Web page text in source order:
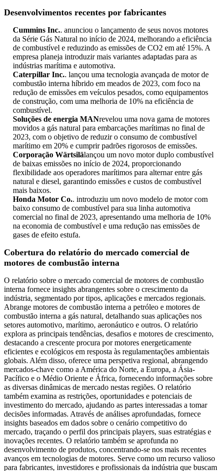
Desenvolvimentos recentes por fabricantes
Cummins Inc.. anunciou o lançamento de seus novos motores
da Série Gás Natural no início de 2024, melhorando a eficiência
de combustível e reduzindo as emissões de CO2 em até 15%. A
empresa planeja introduzir mais variantes adaptadas para as
indústrias marítima e automotiva.
Caterpillar Inc.. lançou uma tecnologia avançada de motor de
combustão interna híbrido em meados de 2023, com foco na
redução de emissões em veículos pesados, como equipamentos
de construção, com uma melhoria de 10% na eficiência de
combustível.
Soluções de energia MANrevelou uma nova gama de motores
movidos a gás natural para embarcações marítimas no final de
2023, com o objetivo de reduzir o consumo de combustível
marítimo em 20% e cumprir padrões rigorosos de emissões.
Corporação Wärtsilälançou um novo motor duplo combustível
de baixas emissões no início de 2024, proporcionando
flexibilidade aos operadores marítimos para alternar entre gás
natural e diesel, garantindo emissões e custos de combustível
mais baixos.
Honda Motor Co.. introduziu um novo modelo de motor com
baixo consumo de combustível para sua linha automotiva
comercial no final de 2023, apresentando uma melhoria de 10%
na economia de combustível e uma redução nas emissões de
gases de efeito estufa.
Cobertura do relatório do mercado comercial de
motores de combustão interna
O relatório sobre o mercado comercial de motores de combustão
interna fornece insights abrangentes sobre o crescimento da
indústria, segmentado por tipos, aplicações e mercados regionais.
Abrange motores de combustão interna a petróleo e motores de
combustão interna a gás natural, detalhando suas aplicações nos
setores automotivo, marítimo, aeronáutico e outros. O relatório
explora as principais tendências, desafios e motores de crescimento,
destacando a crescente procura por motores energeticamente
eficientes e ecológicos em resposta às regulamentações ambientais
globais. Além disso, oferece uma perspetiva regional, abrangendo
mercados-chave como a América do Norte, a Europa, a Ásia-
Pacífico e o Médio Oriente e África, fornecendo informações sobre
as diversas dinâmicas de mercado nestas regiões. O relatório
também examina as restrições, oportunidades e potenciais de
investimento do mercado, ajudando as partes interessadas a tomar
decisões informadas. Através de análises aprofundadas, fornece
insights baseados em dados sobre o cenário competitivo do
mercado, traçando o perfil dos principais players, suas estratégias e
inovações recentes. O relatório também se aprofunda no
desenvolvimento de produtos, concentrando-se nos mais recentes
avanços em tecnologias de motores. Serve como um recurso valioso
para fabricantes, investidores e profissionais da indústria que buscam